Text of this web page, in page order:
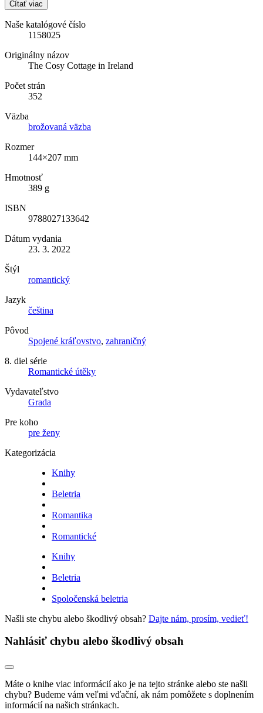
Čítať viac
Naše katalógové číslo
1158025
Originálny názov
The Cosy Cottage in Ireland
Počet strán
352
Väzba
brožovaná väzba
Rozmer
144×207 mm
Hmotnosť
389 g
ISBN
9788027133642
Dátum vydania
23. 3. 2022
Štýl
romantický
Jazyk
čeština
Pôvod
Spojené kráľovstvo, zahraničný
8. diel série
Romantické útěky
Vydavateľstvo
Grada
Pre koho
pre ženy
Kategorizácia
Knihy
Beletria
Romantika
Romantické
Knihy
Beletria
Spoločenská beletria
Našli ste chybu alebo škodlivý obsah? Dajte nám, prosím, vedieť!
Nahlásiť chybu alebo škodlivý obsah
Máte o knihe viac informácií ako je na tejto stránke alebo ste našli
chybu? Budeme vám veľmi vďační, ak nám pomôžete s doplnením
informácií na našich stránkach.